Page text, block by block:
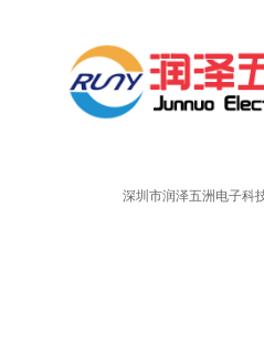
深圳市润泽五洲电子科